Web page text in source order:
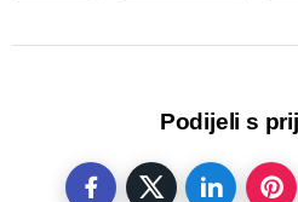
Podijeli s